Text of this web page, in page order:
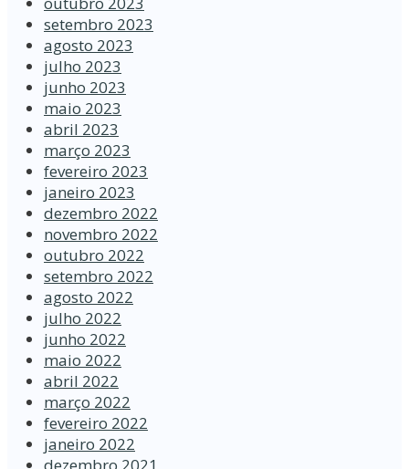
setembro 2023
agosto 2023
julho 2023
junho 2023
maio 2023
abril 2023
março 2023
fevereiro 2023
janeiro 2023
dezembro 2022
novembro 2022
outubro 2022
setembro 2022
agosto 2022
julho 2022
junho 2022
maio 2022
abril 2022
março 2022
fevereiro 2022
janeiro 2022
dezembro 2021